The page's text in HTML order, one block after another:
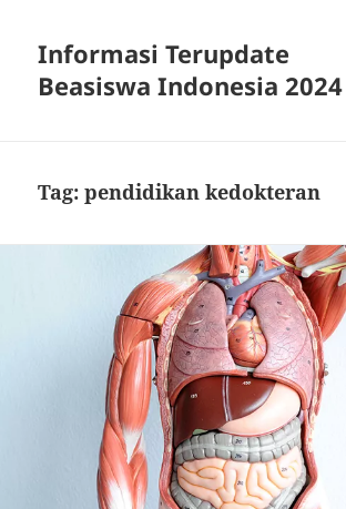
Informasi Terupdate
Beasiswa Indonesia 2024
Tag:pendidikan kedokteran